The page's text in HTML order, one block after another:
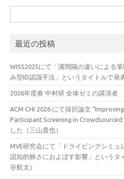
索:
最近の投稿
WISS2025にて「溝間隔の違いによる
み型ID認識手法」というタイトルで発
2026年度春 中村研 全体ゼミの講演者
ACM CHI 2026 にて採択論文
Participant Screening in Crowdsourced
した（三山貴也）
MVE研究会にて「ドライビングシミ
認知的狭さにおよぼす影響」というタ
谷航太）